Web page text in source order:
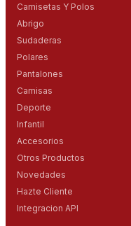
Camisetas Y Polos
Abrigo
Sudaderas
Polares
Pantalones
Camisas
Deporte
Infantil
Accesorios
Otros Productos
Novedades
Hazte Cliente
Integracion API